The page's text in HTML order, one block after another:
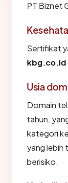
PT Biznet
Sertifikat
kbg.co.id
Usia
Domain
tahun,
kategori
yang lebih
berisiko.